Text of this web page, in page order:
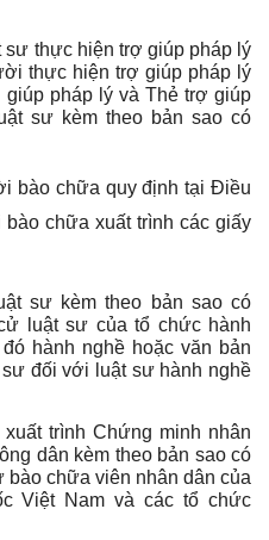
sư thực hiện trợ giúp pháp lý
thực hiện trợ giúp pháp lý
pháp lý và Thẻ trợ giúp
sư kèm theo bản sao có
bào chữa quy định tại Điều
chữa xuất trình các giấy
sư kèm theo bản sao có
luật sư của tổ chức hành
hành nghề hoặc văn bản
đối với luật sư hành nghề
trình Chứng minh nhân
dân kèm theo bản sao có
chữa viên nhân dân của
Việt Nam và các tổ chức